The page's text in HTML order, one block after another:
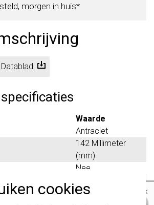
cookies
morgen in huis*
Waarde
Antraciet
142 Millimeter
(mm)
Nee
(mm)
×